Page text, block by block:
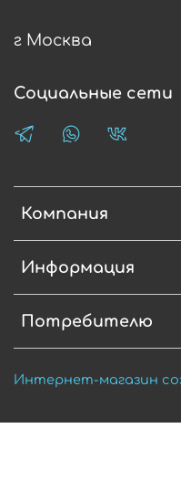
Компания
Информация
Потребителю
г Москва
Социальные сети
Интернет-магазин